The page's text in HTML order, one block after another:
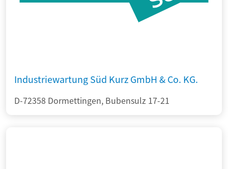
Industriewartung Süd Kurz GmbH & Co. KG.
D-72358 Dormettingen, Bubensulz 17-21